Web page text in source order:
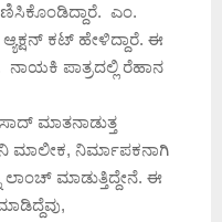
ಎಂ.
ಕಟ್ ಹೇಳಿದ್ದಾರೆ. ಈ
ಪಾತ್ರದಲ್ಲಿ ರೆಹಾನ
ಮಾತನಾಡುತ್ತ
ಮಾಲೀಕ, ನಿರ್ಮಾಪಕನಾಗಿ
ಲಾಂಚ್ ಮಾಡುತ್ತಿದ್ದೇನೆ. ಈ